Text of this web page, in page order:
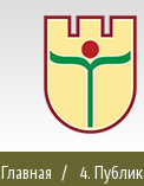
Главная 4.